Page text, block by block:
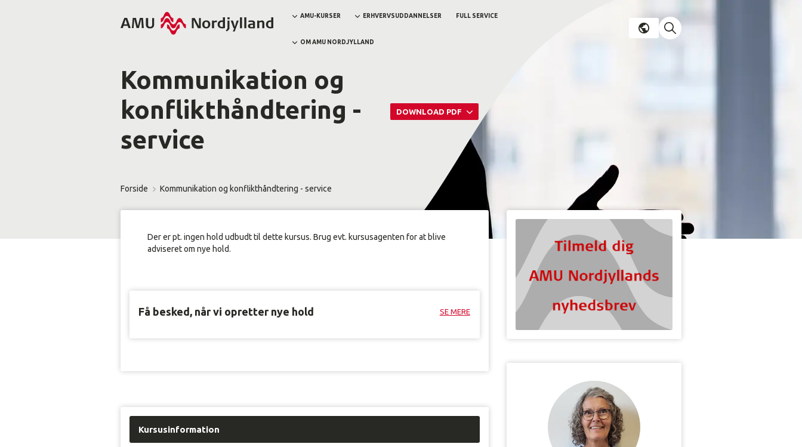
AMU-KURSER ERHVERVSUDDANNELSER FULL SERVICE
OM AMU NORDJYLLAND
Kommunikation og
konflikthåndtering -
service
DOWNLOAD PDF
Forside Kommunikation og konflikthåndtering - service
Der er pt. ingen hold udbudt til dette kursus. Brug evt. kursusagenten for at blive
adviseret om nye hold.
Få besked, når vi opretter nye hold SE MERE
Kursusinformation